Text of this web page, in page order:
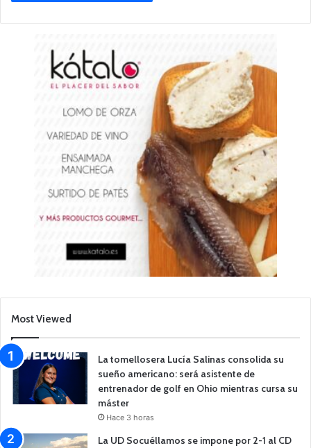
Most Viewed
La tomellosera Lucía Salinas consolida su
sueño americano: será asistente de
entrenador de golf en Ohio mientras cursa su
máster
Hace 3 horas
La UD Socuéllamos se impone por 2-1 al CD